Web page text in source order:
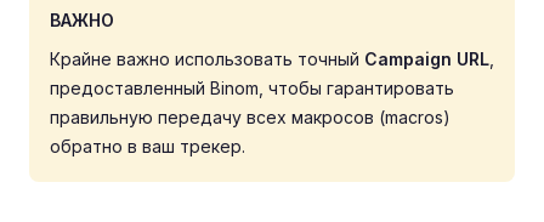
ВАЖНО
Крайне важно использовать точный Campaign URL
предоставленный Binom, чтобы гарантировать
правильную передачу всех макросов (macros)
обратно в ваш трекер.